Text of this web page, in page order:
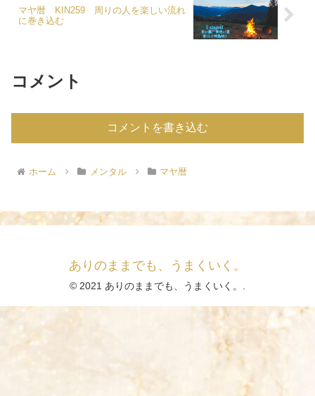
マヤ暦 KIN259 周りの人を楽しい流れ
に巻き込む
コメント
コメントを書き込む
ホーム メンタル マヤ暦
ありのままでも、うまくいく。
© 2021 ありのままでも、うまくいく。.